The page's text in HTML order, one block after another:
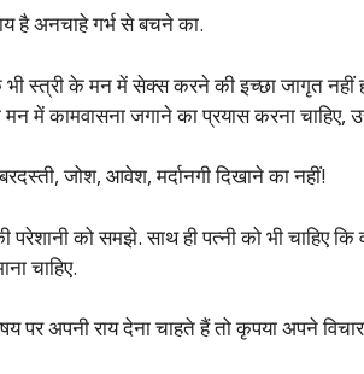
है अनचाहे गर्भ से बचने का.
स्त्री के मन में सेक्स करने की इच्छा जागृत नहीं
में कामवासना जगाने का प्रयास करना चाहिए,
जोश, आवेश, मर्दानगी दिखाने का नहीं!
परेशानी को समझे. साथ ही पत्नी को भी
चाहिए.
पर अपनी राय देना चाहते हैं तो कृपया अपने